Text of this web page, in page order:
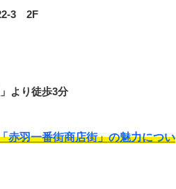
3 2F
より徒歩3分
赤羽一番街商店街」の魅力につい